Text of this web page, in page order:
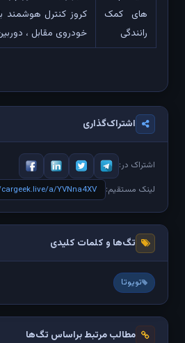
های کمک
رانندگی
کروز کنترل هوشمند
خودروی مقابل ،
اشتراک‌گذاری
اشتراک در:
لینک مستقیم: a/YVNna4XV
تگ‌ها و کلمات کلیدی
تویوتا
مطالب مرتبط براساس تگ‌ها